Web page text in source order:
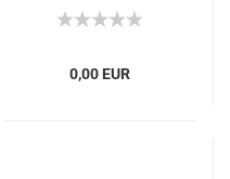
0,00 EUR